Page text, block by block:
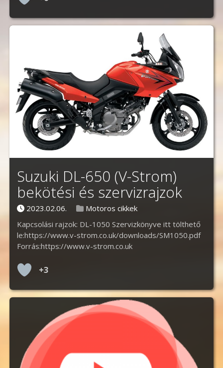
Suzuki DL-650 (V-Strom)
bekötési és szervizrajzok
Posted on
2023.02.06. Posted in
Motoros cikkek
Kapcsolási rajzok: DL-1050 Szervizkönyve itt tölthető
le:https://www.v-strom.co.uk/downloads/SM1050.pdf
Forrás:https://www.v-strom.co.uk
+3